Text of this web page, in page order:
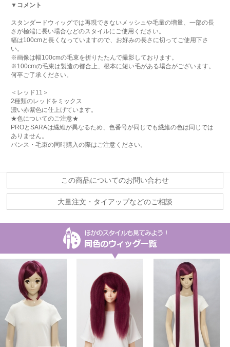
▼コメント
スタンダードウィッグでは再現できないメッシュや毛量の増量、一部の長
さが極端に長い場合などのスタイルにご使用ください。
幅は100cmと長くなっていますので、お好みの長さに切ってご使用下さ
い。
※画像は幅100cmの毛束を折りたたんで撮影しております。
※100cmの毛束は製造の都合上、根本に短い毛がある場合がございます。
何卒ご了承ください。
＜レッド11＞
2種類のレッドをミックス
濃い赤紫色に仕上げています。
★色についてのご注意★
PROとSARAは繊維が異なるため、色番号が同じでも繊維の色は同じでは
ありません。
バンス・毛束の同時購入の際はご注意ください。
この商品についてのお問い合わせ
大量注文・タイアップなどのご相談